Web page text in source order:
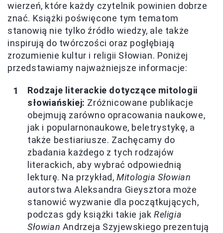
wierzeń, które każdy czytelnik powinien dobrze
znać. Książki poświęcone tym tematom
stanowią nie tylko źródło wiedzy, ale także
inspirują do twórczości oraz pogłębiają
zrozumienie kultur i religii Słowian. Poniżej
przedstawiamy najważniejsze informacje:
Rodzaje literackie dotyczące mitologii
słowiańskiej: Zróżnicowane publikacje
obejmują zarówno opracowania naukowe,
jak i popularnonaukowe, beletrystykę, a
także bestiariusze. Zachęcamy do
zbadania każdego z tych rodzajów
literackich, aby wybrać odpowiednią
lekturę. Na przykład,Mitologia Słowian
autorstwa Aleksandra Gieysztora może
stanowić wyzwanie dla początkujących,
podczas gdy książki takie jakReligia
Słowian Andrzeja Szyjewskiego prezentują